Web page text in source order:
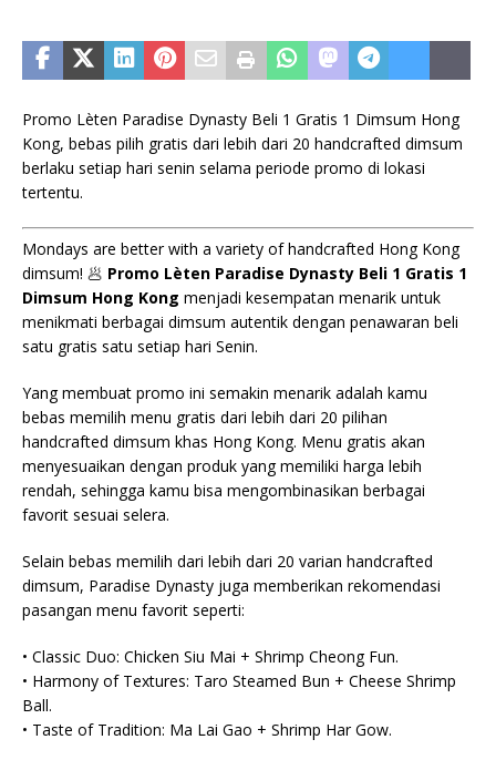
Promo Lèten Paradise Dynasty Beli 1 Gratis 1 Dimsum Hong
Kong, bebas pilih gratis dari lebih dari 20 handcrafted dimsum
berlaku setiap hari senin selama periode promo di lokasi
tertentu.
Mondays are better with a variety of handcrafted Hong Kong
dimsum! 🥟 Promo Lèten Paradise Dynasty Beli 1 Gratis 1
Dimsum Hong Kong menjadi kesempatan menarik untuk
menikmati berbagai dimsum autentik dengan penawaran beli
satu gratis satu setiap hari Senin.
Yang membuat promo ini semakin menarik adalah kamu
bebas memilih menu gratis dari lebih dari 20 pilihan
handcrafted dimsum khas Hong Kong. Menu gratis akan
menyesuaikan dengan produk yang memiliki harga lebih
rendah, sehingga kamu bisa mengombinasikan berbagai
favorit sesuai selera.
Selain bebas memilih dari lebih dari 20 varian handcrafted
dimsum, Paradise Dynasty juga memberikan rekomendasi
pasangan menu favorit seperti:
• Classic Duo: Chicken Siu Mai + Shrimp Cheong Fun.
• Harmony of Textures: Taro Steamed Bun + Cheese Shrimp
Ball.
• Taste of Tradition: Ma Lai Gao + Shrimp Har Gow.